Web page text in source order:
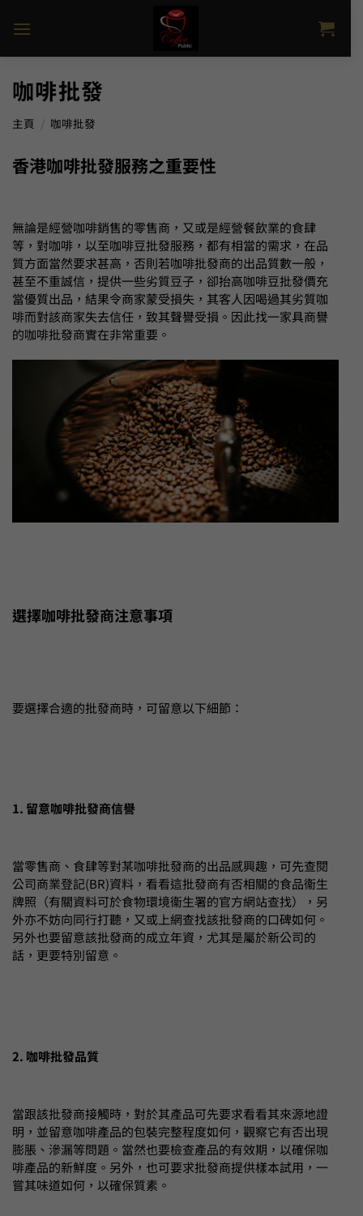
咖啡批發
主頁 / 咖啡批發
香港咖啡批發服務之重要性
無論是經營咖啡銷售的零售商，又或是經營餐飲業的食肆
等，對咖啡，以至咖啡豆批發服務，都有相當的需求，在品
質方面當然要求甚高，否則若咖啡批發商的出品質數一般，
甚至不重誠信，提供一些劣質豆子，卻抬高咖啡豆批發價充
當優質出品，結果令商家蒙受損失，其客人因喝過其劣質咖
啡而對該商家失去信任，致其聲譽受損。因此找一家具商譽
的咖啡批發商實在非常重要。
選擇咖啡批發商注意事項
要選擇合適的批發商時，可留意以下細節：
1. 留意咖啡批發商信譽
當零售商、食肆等對某咖啡批發商的出品感興趣，可先查閱
公司商業登記(BR)資料，看看這批發商有否相關的食品衞生
牌照（有關資料可於食物環境衞生署的官方網站查找），另
外亦不妨向同行打聽，又或上網查找該批發商的口碑如何。
另外也要留意該批發商的成立年資，尤其是屬於新公司的
話，更要特別留意。
2. 咖啡批發品質
當跟該批發商接觸時，對於其產品可先要求看看其來源地證
明，並留意咖啡產品的包裝完整程度如何，觀察它有否出現
膨脹、滲漏等問題。當然也要檢查產品的有效期，以確保咖
啡產品的新鮮度。另外，也可要求批發商提供樣本試用，一
嘗其味道如何，以確保質素。